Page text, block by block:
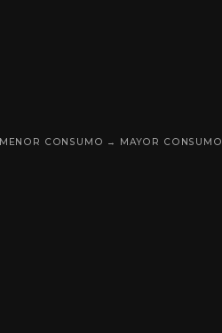
MENOR CONSUMO → MAYOR CONSUMO